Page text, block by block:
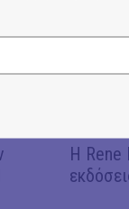
Η Rene